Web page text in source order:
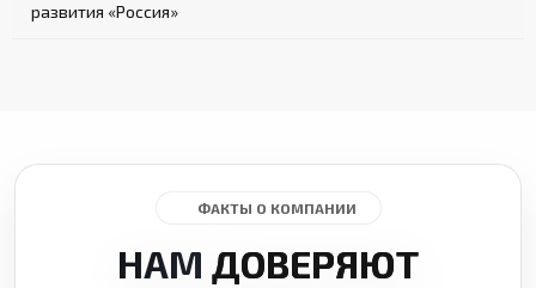
развития «Россия»
ФАКТЫ О КОМПАНИИ
НАМ ДОВЕРЯЮТ